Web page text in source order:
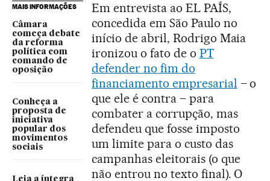
MAIS INFORMAÇÕES
Câmara
começa debate
da reforma
política com
comando de
oposição
Conheça a
proposta de
iniciativa
popular dos
movimentos
sociais
Leia a íntegra
Em entrevista ao EL PAÍS,
concedida em São Paulo no
início de abril, Rodrigo Maia
ironizou o fato de o PT
defender no fim do
financiamento empresarial – o
que ele é contra – para
combater a corrupção, mas
defendeu que fosse imposto
um limite para o custo das
campanhas eleitorais (o que
não entrou no texto final). O